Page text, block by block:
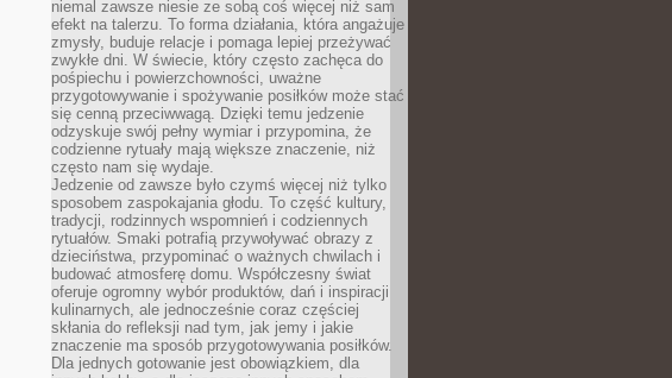
niemal zawsze niesie ze sobą coś więcej niż sam
efekt na talerzu. To forma działania, która angażuje
zmysły, buduje relacje i pomaga lepiej przeżywać
zwykłe dni. W świecie, który często zachęca do
pośpiechu i powierzchowności, uważne
przygotowywanie i spożywanie posiłków może stać
się cenną przeciwwagą. Dzięki temu jedzenie
odzyskuje swój pełny wymiar i przypomina, że
codzienne rytuały mają większe znaczenie, niż
często nam się wydaje.
Jedzenie od zawsze było czymś więcej niż tylko
sposobem zaspokajania głodu. To część kultury,
tradycji, rodzinnych wspomnień i codziennych
rytuałów. Smaki potrafią przywoływać obrazy z
dzieciństwa, przypominać o ważnych chwilach i
budować atmosferę domu. Współczesny świat
oferuje ogromny wybór produktów, dań i inspiracji
kulinarnych, ale jednocześnie coraz częściej
skłania do refleksji nad tym, jak jemy i jakie
znaczenie ma sposób przygotowywania posiłków.
Dla jednych gotowanie jest obowiązkiem, dla